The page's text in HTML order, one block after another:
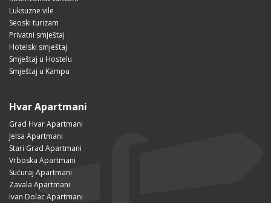
Luksuzne vile
Seoski turizam
Privatni smještaj
Hotelski smještaj
Smještaj u Hostelu
Smještaj u Kampu
Hvar Apartmani
Grad Hvar Apartmani
Jelsa Apartmani
Stari Grad Apartmani
Vrboska Apartmani
Sućuraj Apartmani
Zavala Apartmani
Ivan Dolac Apartmani